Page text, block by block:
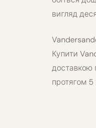
вигляд
Купити
доставкою
протягом 5